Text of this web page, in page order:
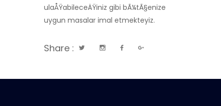
ulaÅŸabileceÄŸiniz gibi bÃ¼tÃ§enize
uygun masalar imal etmekteyiz.
Share :